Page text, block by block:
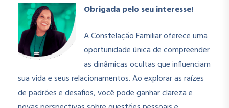
Obrigada pelo seu interesse!
A Constelação Familiar oferece uma
oportunidade única de compreender
as dinâmicas ocultas que influenciam
sua vida e seus relacionamentos. Ao explorar as raízes
de padrões e desafios, você pode ganhar clareza e